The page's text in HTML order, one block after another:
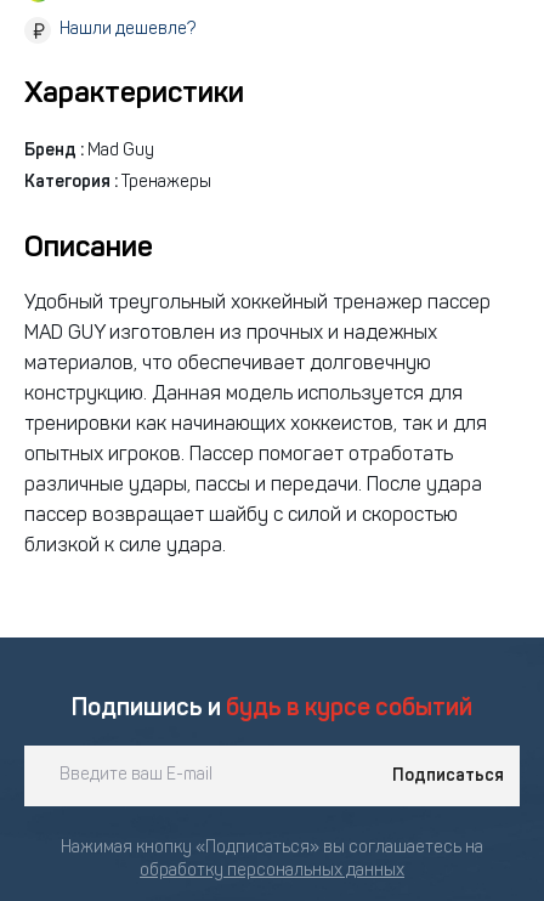
Нашли дешевле?
Характеристики
Бренд : Mad Guy
Категория : Тренажеры
Описание
Удобный треугольный хоккейный тренажер пассер
MAD GUY изготовлен из прочных и надежных
материалов, что обеспечивает долговечную
конструкцию. Данная модель используется для
тренировки как начинающих хоккеистов, так и для
опытных игроков. Пассер помогает отработать
различные удары, пассы и передачи. После удара
пассер возвращает шайбу с силой и скоростью
близкой к силе удара.
Подпишись и будь в курсе событий
Подписаться
Нажимая кнопку «Подписаться» вы соглашаетесь на
обработку персональных данных